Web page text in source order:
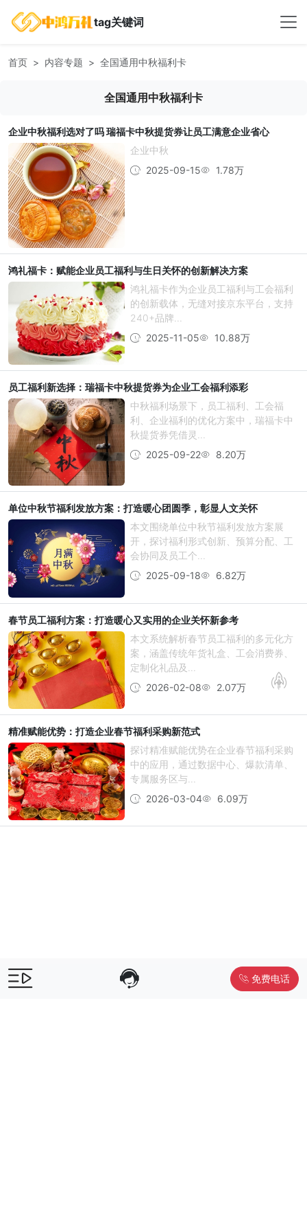
tag关键词
首页 内容专题 全国通用中秋福利卡
全国通用中秋福利卡
企业中秋福利选对了吗 瑞福卡中秋提货券让员工满意企业省心
企业中秋
2025-09-15
1.78万
鸿礼福卡：赋能企业员工福利与生日关怀的创新解决方案
鸿礼福卡作为企业员工福利与工会福利
的创新载体，无缝对接京东平台，支持
240+品牌...
2025-11-05
10.88万
员工福利新选择：瑞福卡中秋提货券为企业工会福利添彩
中秋福利场景下，员工福利、工会福
利、企业福利的优化方案中，瑞福卡中
秋提货券凭借灵...
2025-09-22
8.20万
单位中秋节福利发放方案：打造暖心团圆季，彰显人文关怀
本文围绕单位中秋节福利发放方案展
开，探讨福利形式创新、预算分配、工
会协同及员工个...
2025-09-18
6.82万
春节员工福利方案：打造暖心又实用的企业关怀新参考
本文系统解析春节员工福利的多元化方
案，涵盖传统年货礼盒、工会消费券、
定制化礼品及...
2026-02-08
2.07万
精准赋能优势：打造企业春节福利采购新范式
探讨精准赋能优势在企业春节福利采购
中的应用，通过数据中心、爆款清单、
专属服务区与...
2026-03-04
6.09万
免费电话